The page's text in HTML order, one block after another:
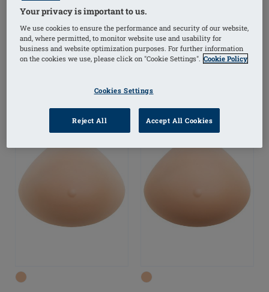
Volume Delta 221
Deelprothese
Ovaal 227 Deelprothese
Your privacy is important to us.
We use cookies to ensure the performance and security of our website,
and, where permitted, to monitor website use and usability for
business and website optimization purposes. For further information
on the cookies we use, please click on "Cookie Settings". Cookie Policy
Cookies Settings
Reject All Accept All Cookies